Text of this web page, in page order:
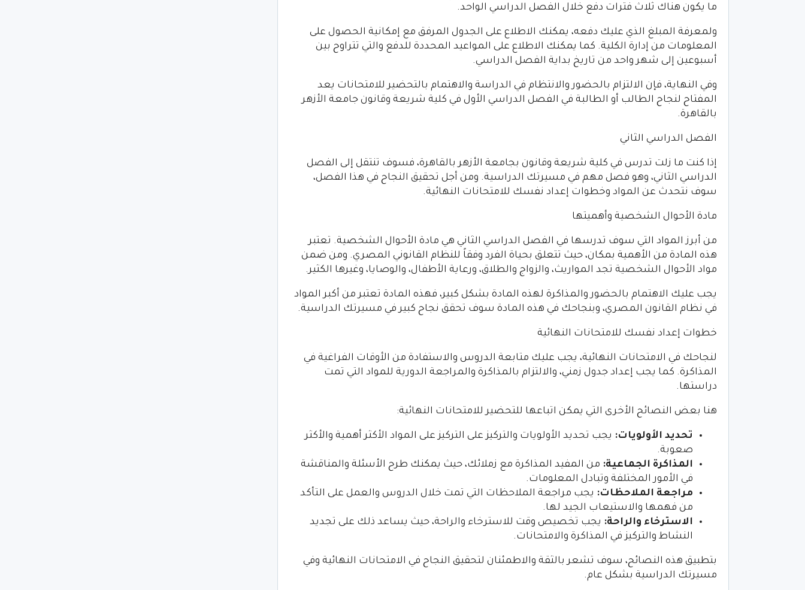
ما يكون هناك ثلاث فترات دفع خلال الفصل الدراسي الواحد.
ولمعرفة المبلغ الذي عليك دفعه، يمكنك الاطلاع على الجدول المرفق مع إمكانية الحصول على
المعلومات من إدارة الكلية. كما يمكنك الاطلاع على المواعيد المحددة للدفع والتي تتراوح بين
أسبوعين إلى شهر واحد من تاريخ بداية الفصل الدراسي.
وفي النهاية، فإن الالتزام بالحضور والانتظام في الدراسة والاهتمام بالتحضير للامتحانات يعد
المفتاح لنجاح الطالب أو الطالبة في الفصل الدراسي الأول في كلية شريعة وقانون جامعة الأزهر
بالقاهرة.
الفصل الدراسي الثاني
إذا كنت ما زلت تدرس في كلية شريعة وقانون بجامعة الأزهر بالقاهرة، فسوف تنتقل إلى الفصل
الدراسي الثاني، وهو فصل مهم في مسيرتك الدراسية. ومن أجل تحقيق النجاح في هذا الفصل،
سوف نتحدث عن المواد وخطوات إعداد نفسك للامتحانات النهائية.
مادة الأحوال الشخصية وأهميتها
من أبرز المواد التي سوف تدرسها في الفصل الدراسي الثاني هي مادة الأحوال الشخصية. تعتبر
هذه المادة من الأهمية بمكان، حيث تتعلق بحياة الفرد وفقاً للنظام القانوني المصري. ومن ضمن
مواد الأحوال الشخصية تجد المواريث، والزواج والطلاق، ورعاية الأطفال، والوصايا، وغيرها الكثير.
يجب عليك الاهتمام بالحضور والمذاكرة لهذه المادة بشكل كبير، فهذه المادة تعتبر من أكبر المواد
في نظام القانون المصري، وبنجاحك في هذه المادة سوف تحقق نجاح كبير في مسيرتك الدراسية.
خطوات إعداد نفسك للامتحانات النهائية
لنجاحك في الامتحانات النهائية، يجب عليك متابعة الدروس والاستفادة من الأوقات الفراغية في
المذاكرة. كما يجب إعداد جدول زمني، والالتزام بالمذاكرة والمراجعة الدورية للمواد التي تمت
دراستها.
هنا بعض النصائح الأخرى التي يمكن اتباعها للتحضير للامتحانات النهائية:
تحديد الأولويات: يجب تحديد الأولويات والتركيز على التركيز على المواد الأكثر أهمية والأكثر
صعوبة.
المذاكرة الجماعية: من المفيد المذاكرة مع زملائك، حيث يمكنك طرح الأسئلة والمناقشة
في الأمور المختلفة وتبادل المعلومات.
مراجعة الملاحظات: يجب مراجعة الملاحظات التي تمت خلال الدروس والعمل على التأكد
من فهمها والاستيعاب الجيد لها.
الاسترخاء والراحة: يجب تخصيص وقت للاسترخاء والراحة، حيث يساعد ذلك على تجديد
النشاط والتركيز في المذاكرة والامتحانات.
بتطبيق هذه النصائح، سوف تشعر بالثقة والاطمئنان لتحقيق النجاح في الامتحانات النهائية وفي
مسيرتك الدراسية بشكل عام.